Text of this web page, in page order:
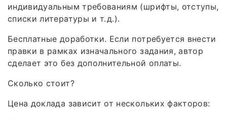
индивидуальным требованиям (шрифты, отступы,
списки литературы и т. д.).
Бесплатные доработки. Если потребуется внести
правки в рамках изначального задания, автор
сделает это без дополнительной оплаты.
Сколько стоит?
Цена доклада зависит от нескольких факторов: